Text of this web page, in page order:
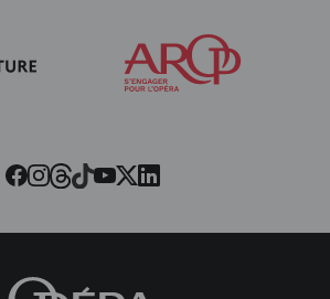
Facebook
Instagram
Threads
Tiktok
Youtube
Twitter
LinkedIn